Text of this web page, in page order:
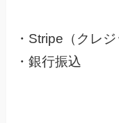
・Stripe（クレ
・銀行振込